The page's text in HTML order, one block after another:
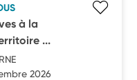
à la
...
2026